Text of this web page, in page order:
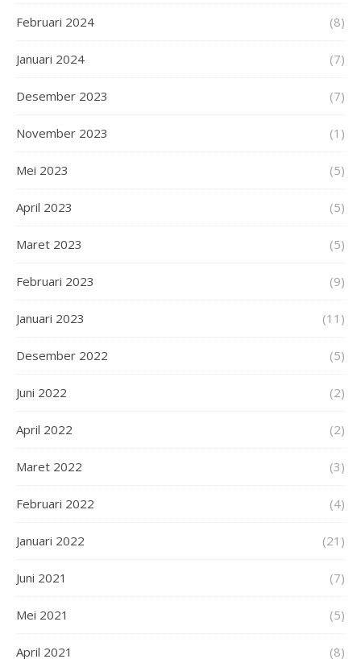
Februari 2024 (8)
Januari 2024 (7)
Desember 2023 (7)
November 2023 (1)
Mei 2023 (5)
April 2023 (5)
Maret 2023 (5)
Februari 2023 (9)
Januari 2023 (11)
Desember 2022 (5)
Juni 2022 (2)
April 2022 (2)
Maret 2022 (3)
Februari 2022 (4)
Januari 2022 (21)
Juni 2021 (7)
Mei 2021 (5)
April 2021 (8)